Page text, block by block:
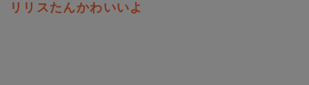
リリスたんかわいいよ